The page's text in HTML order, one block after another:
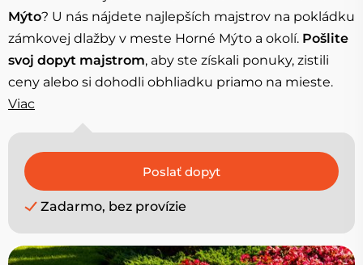
Mýto? U nás nájdete najlepších majstrov na pokládku
zámkovej dlažby v meste Horné Mýto a okolí. Pošlite
svoj dopyt majstrom, aby ste získali ponuky, zistili
ceny alebo si dohodli obhliadku priamo na mieste.
Viac
Zadarmo, bez provízie